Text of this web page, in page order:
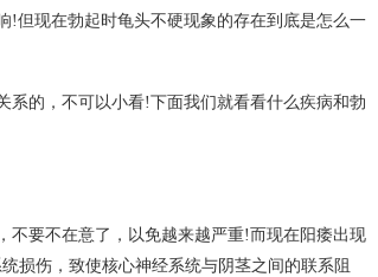
!但现在勃起时龟头不硬现象的存在到底是怎么一
系的，不可以小看!下面我们就看看什么疾病和勃
不要不在意了，以免越来越严重!而现在阳痿出现
损伤，致使核心神经系统与阴茎之间的联系阻